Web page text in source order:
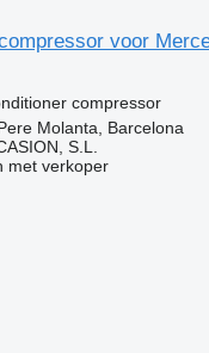
voor
compressor
Molanta, Barcelona
S.L.
met verkoper